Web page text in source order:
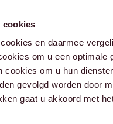
cookies
en daarmee
om u een optimale
cookies om u hun
gevolgd worden door
gaat u akkoord met